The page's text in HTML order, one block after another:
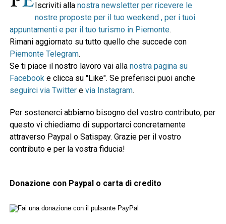
Iscriviti alla nostra newsletter per ricevere le
nostre proposte per il tuo weekend , per i tuoi
appuntamenti e per il tuo turismo in Piemonte.
Rimani aggiornato su tutto quello che succede con
Piemonte Telegram.
Se ti piace il nostro lavoro vai alla nostra pagina su
Facebooke clicca su "Like". Se preferisci puoi anche
seguirci via Twittere via Instagram.
Per sostenerci abbiamo bisogno del vostro contributo, per
questo vi chiediamo di supportarci concretamente
attraverso Paypal o Satispay. Grazie per il vostro
contributo e per la vostra fiducia!
Donazione con Paypal o carta di credito